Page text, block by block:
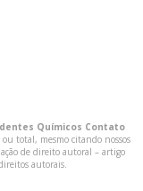
Químicos Contato
total, mesmo citando nossos
de direito autoral – artigo
autorais.